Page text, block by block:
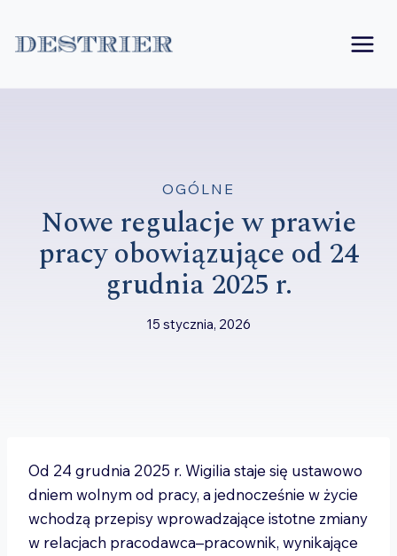
do
OGÓLNE
Nowe regulacje w prawie
pracy obowiązujące od 24
grudnia 2025 r.
15 stycznia, 2026
Od 24 grudnia 2025 r. Wigilia staje się ustawowo
dniem wolnym od pracy, a jednocześnie w życie
wchodzą przepisy wprowadzające istotne zmiany
w relacjach pracodawca–pracownik, wynikające